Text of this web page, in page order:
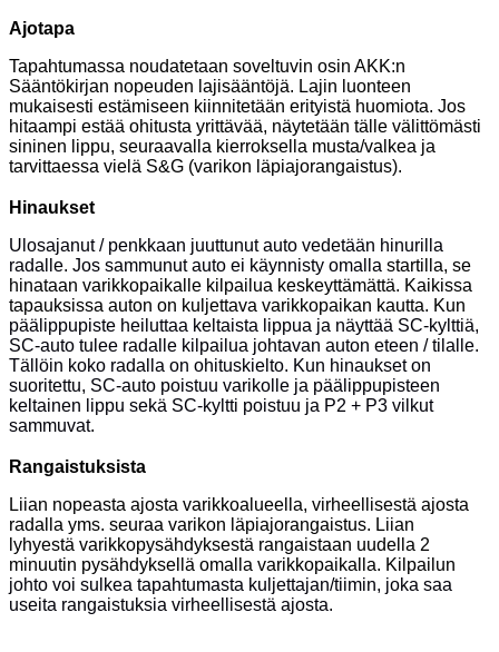
Ajotapa
Tapahtumassa noudatetaan soveltuvin osin AKK:n
Sääntökirjan nopeuden lajisääntöjä. Lajin luonteen
mukaisesti estämiseen kiinnitetään erityistä huomiota. Jos
hitaampi estää ohitusta yrittävää, näytetään tälle välittömästi
sininen lippu, seuraavalla kierroksella musta/valkea ja
tarvittaessa vielä S&G (varikon läpiajorangaistus).
Hinaukset
Ulosajanut / penkkaan juuttunut auto vedetään hinurilla
radalle. Jos sammunut auto ei käynnisty omalla startilla, se
hinataan varikkopaikalle kilpailua keskeyttämättä. Kaikissa
tapauksissa auton on kuljettava varikkopaikan kautta. Kun
päälippupiste heiluttaa keltaista lippua ja näyttää SC-kylttiä,
SC-auto tulee radalle kilpailua johtavan auton eteen / tilalle.
Tällöin koko radalla on ohituskielto. Kun hinaukset on
suoritettu, SC-auto poistuu varikolle ja päälippupisteen
keltainen lippu sekä SC-kyltti poistuu ja P2 + P3 vilkut
sammuvat.
Rangaistuksista
Liian nopeasta ajosta varikkoalueella, virheellisestä ajosta
radalla yms. seuraa varikon läpiajorangaistus. Liian
lyhyestä varikkopysähdyksestä rangaistaan uudella 2
minuutin pysähdyksellä omalla varikkopaikalla. Kilpailun
johto voi sulkea tapahtumasta kuljettajan/tiimin, joka saa
useita rangaistuksia virheellisestä ajosta.